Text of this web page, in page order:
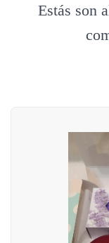
Estás son